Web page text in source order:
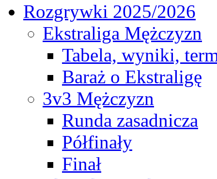
Rozgrywki 2025/2026
Ekstraliga Mężczyzn
Tabela, wyniki,
Baraż o Ekstraligę
3v3 Mężczyzn
Runda zasadnicza
Półfinały
Finał